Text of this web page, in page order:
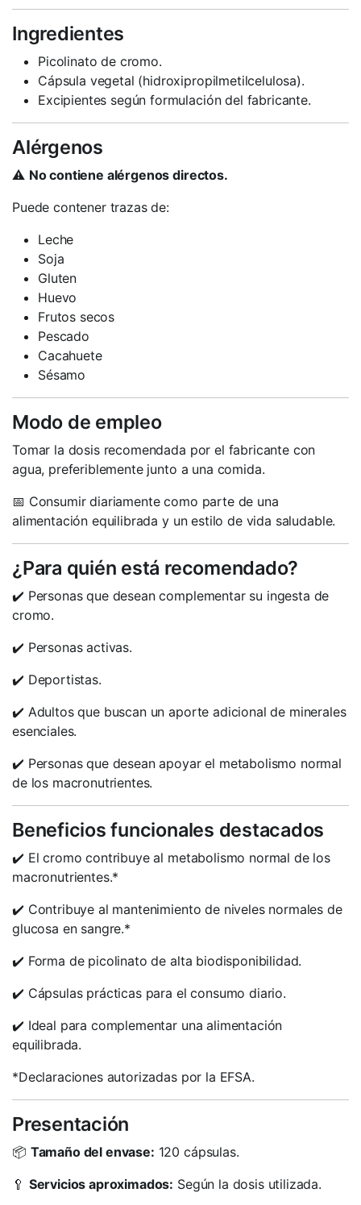
Ingredientes
Picolinato de cromo.
Cápsula vegetal (hidroxipropilmetilcelulosa).
Excipientes según formulación del fabricante.
Alérgenos
⚠️ No contiene alérgenos directos.
Puede contener trazas de:
Leche
Soja
Gluten
Huevo
Frutos secos
Pescado
Cacahuete
Sésamo
Modo de empleo
Tomar la dosis recomendada por el fabricante con
agua, preferiblemente junto a una comida.
📅 Consumir diariamente como parte de una
alimentación equilibrada y un estilo de vida saludable.
¿Para quién está recomendado?
✔️ Personas que desean complementar su ingesta de
cromo.
✔️ Personas activas.
✔️ Deportistas.
✔️ Adultos que buscan un aporte adicional de minerales
esenciales.
✔️ Personas que desean apoyar el metabolismo normal
de los macronutrientes.
Beneficios funcionales destacados
✔️ El cromo contribuye al metabolismo normal de los
macronutrientes.*
✔️ Contribuye al mantenimiento de niveles normales de
glucosa en sangre.*
✔️ Forma de picolinato de alta biodisponibilidad.
✔️ Cápsulas prácticas para el consumo diario.
✔️ Ideal para complementar una alimentación
equilibrada.
*Declaraciones autorizadas por la EFSA.
Presentación
📦 Tamaño del envase: 120 cápsulas.
🥄 Servicios aproximados: Según la dosis utilizada.